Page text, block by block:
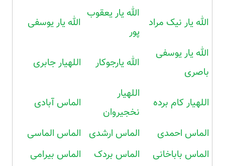
الله یار نیک مراد
الله یار یعقوب
پور
الله یار یوسفی
الله یار یوسفی
باصری
الله یارجوکار اللهیار جابری
اللهیار کام برده
اللهیار
نخجیروان
الماس آبادی
الماس احمدی الماس ارشدی الماس الماسی
الماس باباخانی
الماس بردک الماس بیرامی